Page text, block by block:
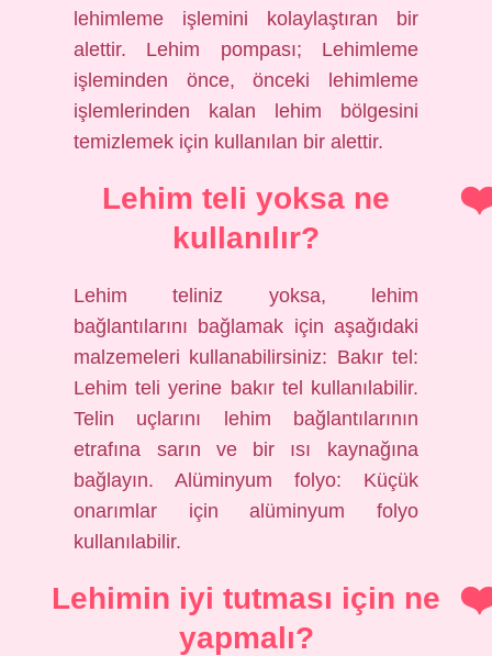
lehimleme işlemini kolaylaştıran bir
alettir. Lehim pompası; Lehimleme
işleminden önce, önceki lehimleme
işlemlerinden kalan lehim bölgesini
temizlemek için kullanılan bir alettir.
Lehim teli yoksa ne
kullanılır?
Lehim teliniz yoksa, lehim
bağlantılarını bağlamak için aşağıdaki
malzemeleri kullanabilirsiniz: Bakır tel:
Lehim teli yerine bakır tel kullanılabilir.
Telin uçlarını lehim bağlantılarının
etrafına sarın ve bir ısı kaynağına
bağlayın. Alüminyum folyo: Küçük
onarımlar için alüminyum folyo
kullanılabilir.
Lehimin iyi tutması için ne
yapmalı?